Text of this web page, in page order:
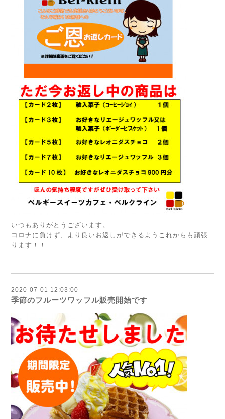
いつもありがとうございます。
コロナに負けず、より良いお返しができるようこれからも頑張
ります！！
2020-07-01 12:03:00
季節のフルーツワッフル販売開始です